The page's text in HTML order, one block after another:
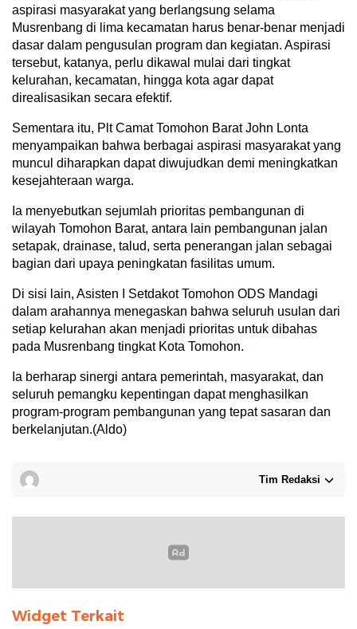
aspirasi masyarakat yang berlangsung selama
Musrenbang di lima kecamatan harus benar-benar menjadi
dasar dalam pengusulan program dan kegiatan. Aspirasi
tersebut, katanya, perlu dikawal mulai dari tingkat
kelurahan, kecamatan, hingga kota agar dapat
direalisasikan secara efektif.
Sementara itu, Plt Camat Tomohon Barat John Lonta
menyampaikan bahwa berbagai aspirasi masyarakat yang
muncul diharapkan dapat diwujudkan demi meningkatkan
kesejahteraan warga.
Ia menyebutkan sejumlah prioritas pembangunan di
wilayah Tomohon Barat, antara lain pembangunan jalan
setapak, drainase, talud, serta penerangan jalan sebagai
bagian dari upaya peningkatan fasilitas umum.
Di sisi lain, Asisten I Setdakot Tomohon ODS Mandagi
dalam arahannya menegaskan bahwa seluruh usulan dari
setiap kelurahan akan menjadi prioritas untuk dibahas
pada Musrenbang tingkat Kota Tomohon.
Ia berharap sinergi antara pemerintah, masyarakat, dan
seluruh pemangku kepentingan dapat menghasilkan
program-program pembangunan yang tepat sasaran dan
berkelanjutan.(Aldo)
Tim Redaksi
Widget Terkait